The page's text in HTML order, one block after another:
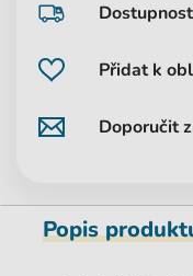
Přidat k
Doporučit
Popis